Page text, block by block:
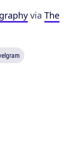
via The